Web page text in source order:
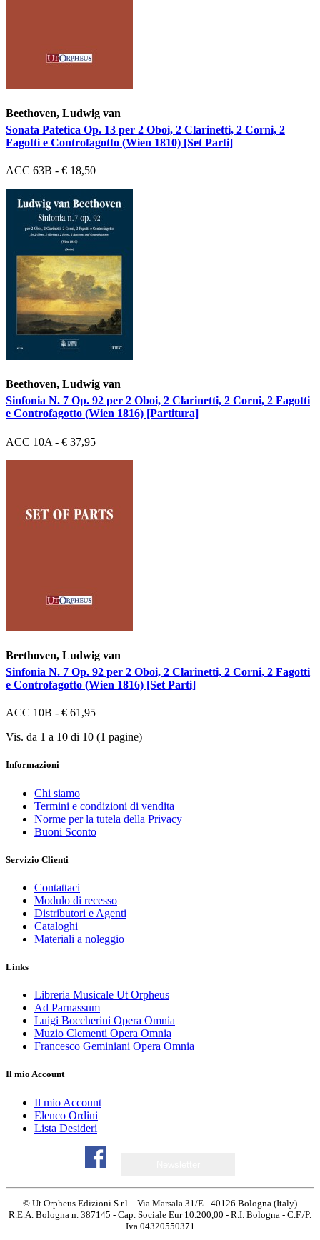
Beethoven, Ludwig van
Sonata Patetica Op. 13 per 2 Oboi, 2 Clarinetti, 2 Corni, 2
Fagotti e Controfagotto (Wien 1810) [Set Parti]
ACC 63B - € 18,50
Beethoven, Ludwig van
Sinfonia N. 7 Op. 92 per 2 Oboi, 2 Clarinetti, 2 Corni, 2 Fagotti
e Controfagotto (Wien 1816) [Partitura]
ACC 10A - € 37,95
Beethoven, Ludwig van
Sinfonia N. 7 Op. 92 per 2 Oboi, 2 Clarinetti, 2 Corni, 2 Fagotti
e Controfagotto (Wien 1816) [Set Parti]
ACC 10B - € 61,95
Vis. da 1 a 10 di 10 (1 pagine)
Informazioni
Chi siamo
Termini e condizioni di vendita
Norme per la tutela della Privacy
Buoni Sconto
Servizio Clienti
Contattaci
Modulo di recesso
Distributori e Agenti
Cataloghi
Materiali a noleggio
Links
Libreria Musicale Ut Orpheus
Ad Parnassum
Luigi Boccherini Opera Omnia
Muzio Clementi Opera Omnia
Francesco Geminiani Opera Omnia
Il mio Account
Il mio Account
Elenco Ordini
Lista Desideri
© Ut Orpheus Edizioni S.r.l. - Via Marsala 31/E - 40126 Bologna (Italy)
R.E.A. Bologna n. 387145 - Cap. Sociale Eur 10.200,00 - R.I. Bologna - C.F./P.
Iva 04320550371